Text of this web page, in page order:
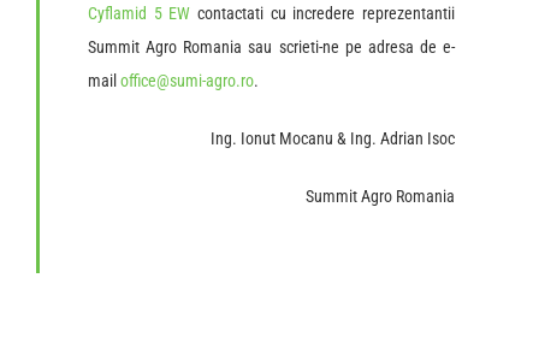
Cyflamid 5 EW contactati cu incredere reprezentantii
Summit Agro Romania sau scrieti-ne pe adresa de e-
mail office@sumi-agro.ro.
Ing. Ionut Mocanu & Ing. Adrian Isoc
Summit Agro Romania